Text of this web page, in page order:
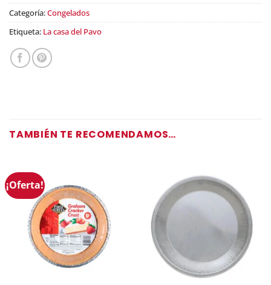
Categoría:Congelados
Etiqueta: La casa del Pavo
TAMBIÉN TE RECOMENDAMOS…
¡Oferta!